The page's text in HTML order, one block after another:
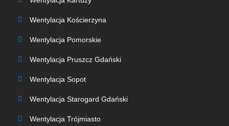
Wentylacja Kościerzyna
Wentylacja Pomorskie
Wentylacja Pruszcz Gdański
Wentylacja Sopot
Wentylacja Starogard Gdański
Wentylacja Trójmiasto